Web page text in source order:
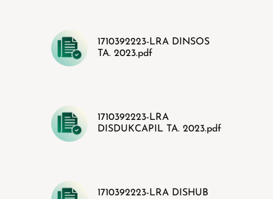
1710392223-LRA DINSOS
TA. 2023.pdf
1710392223-LRA
DISDUKCAPIL TA. 2023.pdf
1710392223-LRA DISHUB